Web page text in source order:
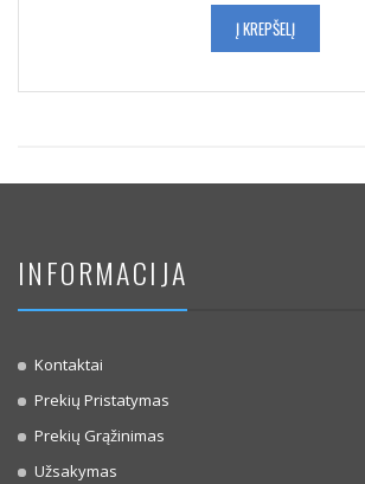
Į KREPŠELĮ
INFORMACIJA
Kontaktai
Prekių Pristatymas
Prekių Grąžinimas
Užsakymas